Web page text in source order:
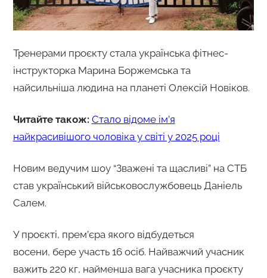
Тренерами проєкту стала українська фітнес-
інструкторка Марина Боржемська та
найсильніша людина на планеті Олексій Новіков.
Читайте також: Стало відоме ім’я
найкрасивішого чоловіка у світі у 2025 році
Новим ведучим шоу “Зважені та щасливі” на СТБ
став український військовослужбовець Даніель
Салем.
У проєкті, прем’єра якого відбудеться
восени, бере участь 16 осіб. Найважчий учасник
важить 220 кг, найменша вага учасника проєкту